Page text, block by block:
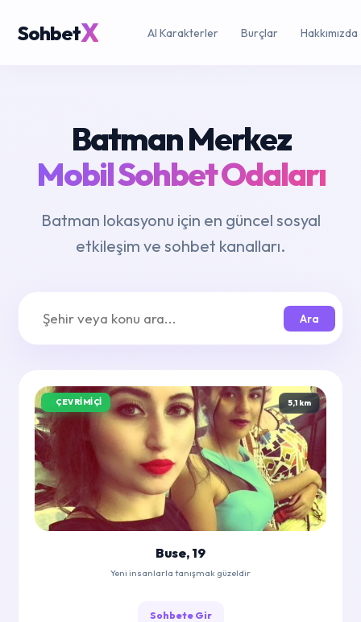
SohbetX AI Karakterler Burçlar Hakkımızda
Batman Merkez
Mobil Sohbet Odaları
Batman lokasyonu için en güncel sosyal
etkileşim ve sohbet kanalları.
Ara
ÇEVRIMIÇI 5,1 km
Buse, 19
Yeni insanlarla tanışmak güzeldir
Sohbete Gir